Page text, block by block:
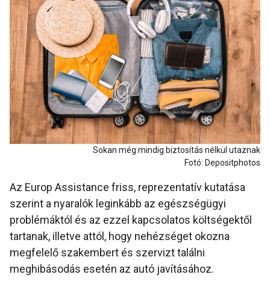
Sokan még mindig biztosítás nélkül utaznak
Fotó: Depositphotos
Az Europ Assistance friss, reprezentatív kutatása
szerint a nyaralók leginkább az egészségügyi
problémáktól és az ezzel kapcsolatos költségektől
tartanak, illetve attól, hogy nehézséget okozna
megfelelő szakembert és szervizt találni
meghibásodás esetén az autó javításához.